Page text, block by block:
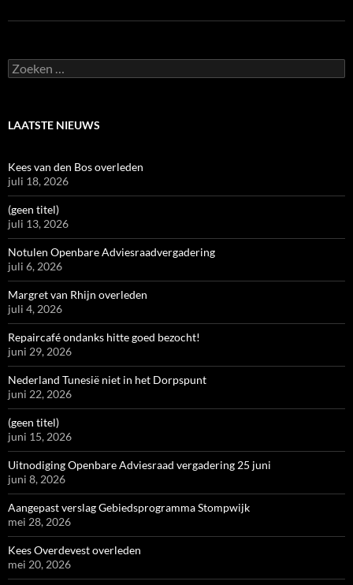
Zoeken
naar:
LAATSTE NIEUWS
Kees van den Bos overleden
juli 18, 2026
(geen titel)
juli 13, 2026
Notulen Openbare Adviesraadvergadering
juli 6, 2026
Margret van Rhijn overleden
juli 4, 2026
Repaircafé ondanks hitte goed bezocht!
juni 29, 2026
Nederland Tunesië niet in het Dorpspunt
juni 22, 2026
(geen titel)
juni 15, 2026
Uitnodiging Openbare Adviesraad vergadering 25 juni
juni 8, 2026
Aangepast verslag Gebiedsprogramma Stompwijk
mei 28, 2026
Kees Overdevest overleden
mei 20, 2026